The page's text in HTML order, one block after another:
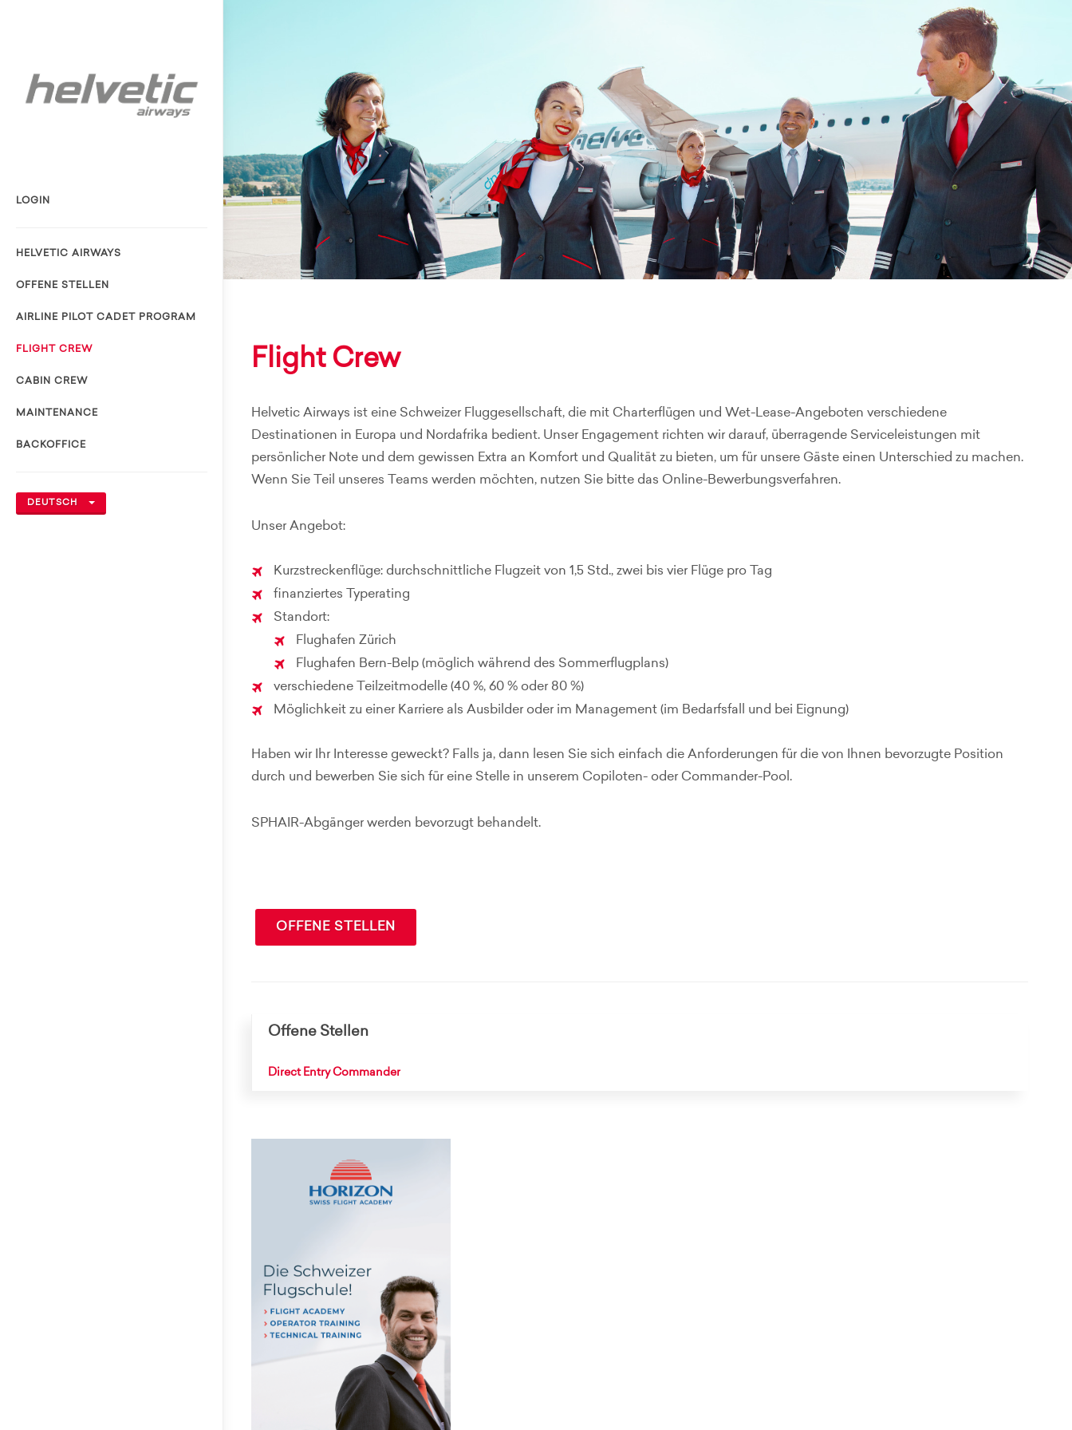
LOGIN
HELVETIC AIRWAYS
OFFENE STELLEN
AIRLINE PILOT CADET PROGRAM
FLIGHT CREW
CABIN CREW
MAINTENANCE
BACKOFFICE
DEUTSCH
Flight Crew
Helvetic Airways ist eine Schweizer Fluggesellschaft, die mit Charterflügen und Wet-Lease-Angeboten verschiedene
Destinationen in Europa und Nordafrika bedient. Unser Engagement richten wir darauf, überragende Serviceleistungen mit
persönlicher Note und dem gewissen Extra an Komfort und Qualität zu bieten, um für unsere Gäste einen Unterschied zu machen.
Wenn Sie Teil unseres Teams werden möchten, nutzen Sie bitte das Online-Bewerbungsverfahren.
Unser Angebot:
Kurzstreckenflüge: durchschnittliche Flugzeit von 1,5 Std., zwei bis vier Flüge pro Tag
finanziertes Typerating
Standort:
Flughafen Zürich
Flughafen Bern-Belp (möglich während des Sommerflugplans)
verschiedene Teilzeitmodelle (40 %, 60 % oder 80 %)
Möglichkeit zu einer Karriere als Ausbilder oder im Management (im Bedarfsfall und bei Eignung)
Haben wir Ihr Interesse geweckt? Falls ja, dann lesen Sie sich einfach die Anforderungen für die von Ihnen bevorzugte Position
durch und bewerben Sie sich für eine Stelle in unserem Copiloten- oder Commander-Pool.
SPHAIR-Abgänger werden bevorzugt behandelt.
OFFENE STELLEN
Offene Stellen
Direct Entry Commander